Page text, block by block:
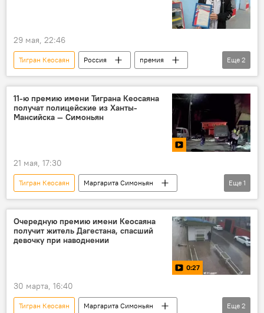
29 мая, 22:46
Тигран Кеосаян Россия
премия
РФ
Красноярск
Еще 2
11-ю премию имени Тиграна Кеосаяна
получат полицейские из Ханты-
Мансийска — Симоньян
21 мая, 17:30
Тигран Кеосаян
Маргарита Симоньян
Общество
Еще 1
Очередную премию имени Кеосаяна
получит житель Дагестана, спасший
девочку при наводнении
0:27
30 марта, 16:40
Тигран Кеосаян Маргарита Симоньян Еще 2